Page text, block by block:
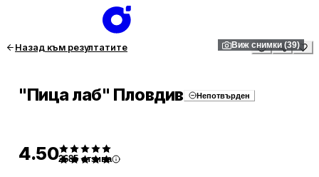
Назад към резултатите Виж снимки (39)
"Пица лаб" Пловдив Непотвърден
4.502685 отзива